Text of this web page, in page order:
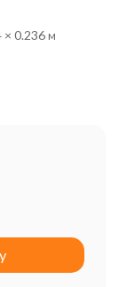
× 0.236 м